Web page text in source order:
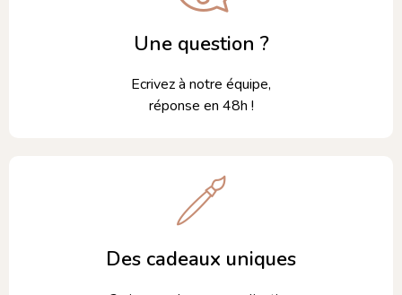
Une question ?
Ecrivez à notre équipe,
réponse en 48h !
Des cadeaux uniques